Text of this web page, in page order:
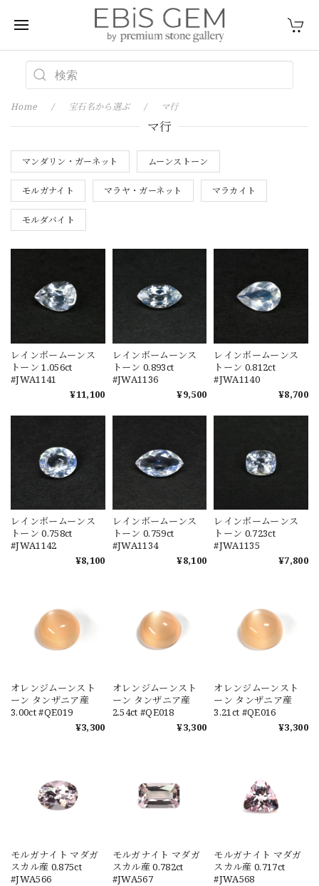
Home 宝石名から選ぶ マ行
マ行
マンダリン・ガーネット ムーンストーン
モルガナイト マラヤ・ガーネット マラカイト
モルダバイト
レインボームーンス
トーン 1.056ct
#JWA1141
¥11,100
レインボームーンス
トーン 0.893ct
#JWA1136
¥9,500
レインボームーンス
トーン 0.812ct
#JWA1140
¥8,700
レインボームーンス
トーン 0.758ct
#JWA1142
¥8,100
レインボームーンス
トーン 0.759ct
#JWA1134
¥8,100
レインボームーンス
トーン 0.723ct
#JWA1135
¥7,800
オレンジムーンスト
ーン タンザニア産
3.00ct #QE019
¥3,300
オレンジムーンスト
ーン タンザニア産
2.54ct #QE018
¥3,300
オレンジムーンスト
ーン タンザニア産
3.21ct #QE016
¥3,300
モルガナイト マダガ
スカル産 0.875ct
#JWA566
モルガナイト マダガ
スカル産 0.782ct
#JWA567
モルガナイト マダガ
スカル産 0.717ct
#JWA568